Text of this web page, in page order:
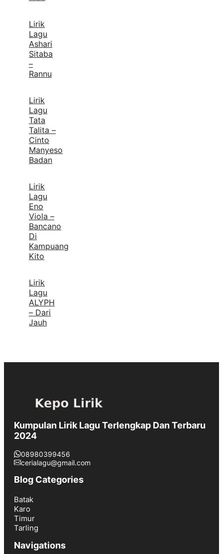
Lirik
Lagu
Ashari
Sitaba
–
Rannu
Lirik
Lagu
Tata
Talita –
Cinto
Manyeso
Badan
Lirik
Lagu
Eno
Viola –
Bancano
Di
Kampuang
Kito
Lirik
Lagu
ALYPH
– Dari
Jauh
Kumpulan Lirik Lagu Terlengkap Dan Terbaru
2024
08980399456
cerialagu@gmail.com
Blog Categories
Batak
Karo
Timur
Tarling
Navigations